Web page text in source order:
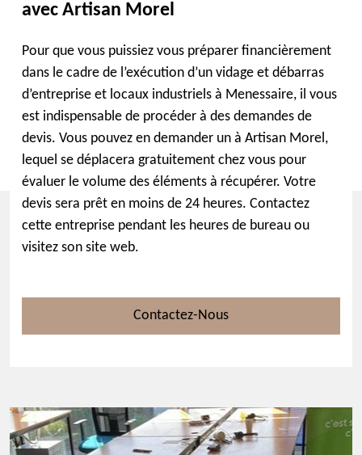
avec Artisan Morel
Pour que vous puissiez vous préparer financièrement
dans le cadre de l’exécution d’un vidage et débarras
d’entreprise et locaux industriels à Menessaire, il vous
est indispensable de procéder à des demandes de
devis. Vous pouvez en demander un à Artisan Morel,
lequel se déplacera gratuitement chez vous pour
évaluer le volume des éléments à récupérer. Votre
devis sera prêt en moins de 24 heures. Contactez
cette entreprise pendant les heures de bureau ou
visitez son site web.
Contactez-Nous